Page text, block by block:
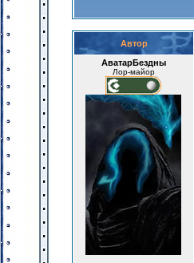
Автор
АватарБездны
Лор-майор